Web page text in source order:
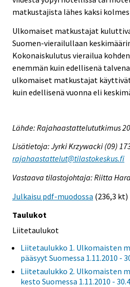
matkustajista lähes kaksi
Ulkomaiset matkustajat
Suomen-vierailullaan
Kokonaiskulutus vierailua
enemmän kuin edellisenä
ulkomaiset matkustajat
kuin edellisenä vuonna eli
Lähde: Rajahaastattelututkimus
Lisätietoja: Jyrki Krzywacki (09)
rajahaastattelut@tilastokeskus.fi
Vastaava tilastojohtaja: Riitta
Julkaisu pdf-muodossa (236,3 kt)
Taulukot
Liitetaulukot
Liitetaulukko 1. Ulkomaisten
pääsyyt Suomessa 1.11.2010 -
Liitetaulukko 2. Ulkomaisten
kesto Suomessa 1.11.2010 -